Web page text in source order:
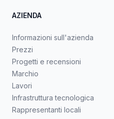
AZIENDA
Informazioni sull'azienda
Prezzi
Progetti e recensioni
Marchio
Lavori
Infrastruttura tecnologica
Rappresentanti locali